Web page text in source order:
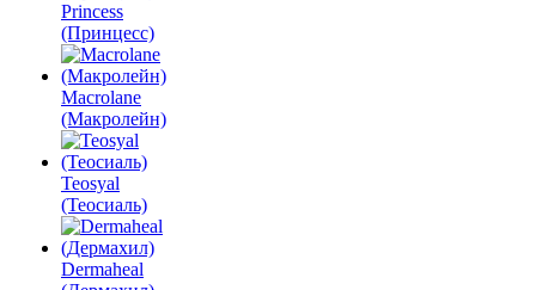
Princess
(Принцесс)
Macrolane
(Макролейн)
Teosyal
(Теосиаль)
Dermaheal